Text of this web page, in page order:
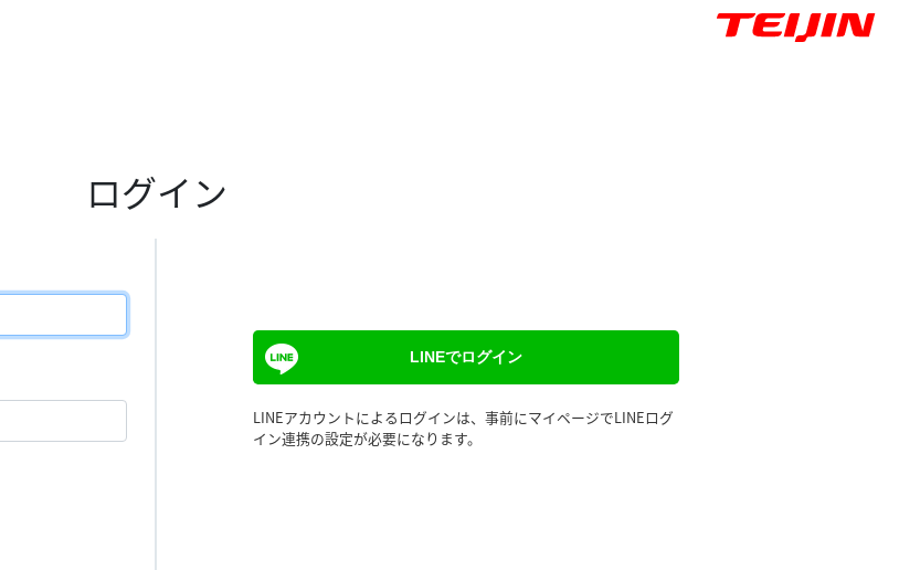
ログイン
LINEでログイン
LINEアカウントによるログインは、事前にマイページでLINEログ
イン連携の設定が必要になります。